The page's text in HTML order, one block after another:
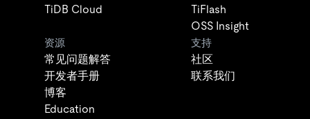
TiDB Cloud
TiFlash
OSS Insight
资源
常见问题解答
开发者手册
博客
Education
支持
社区
联系我们